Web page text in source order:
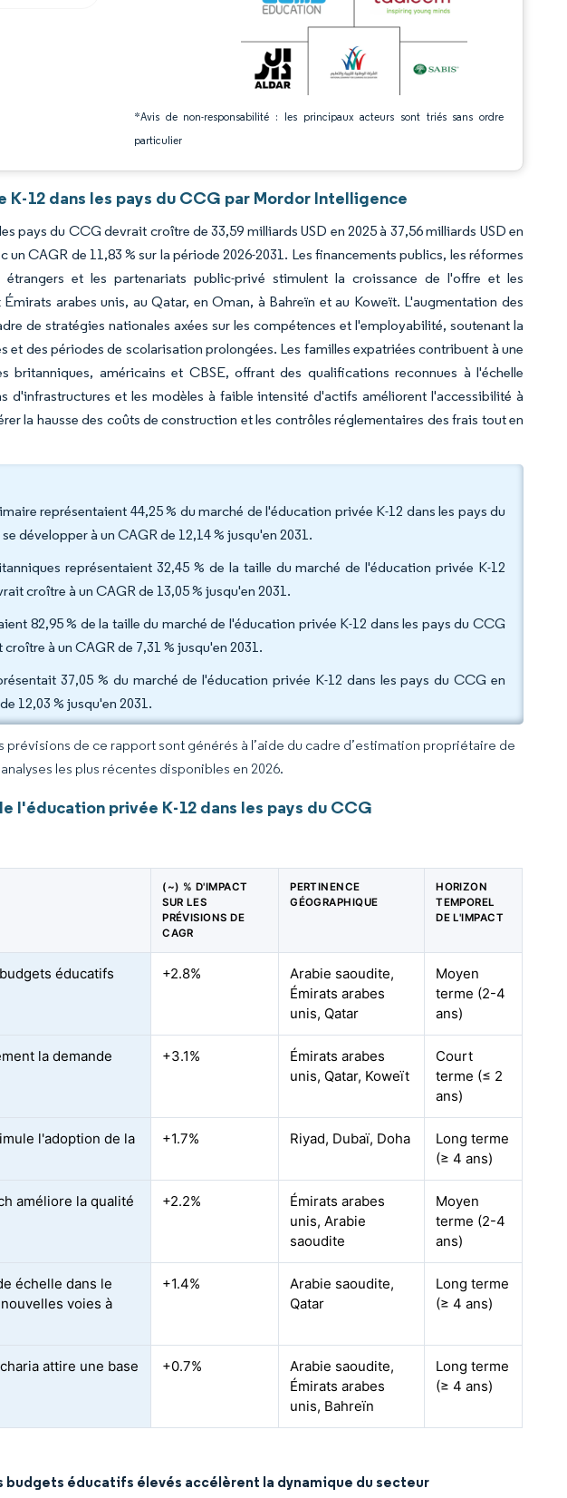
*Avis de non-responsabilité : les principaux acteurs sont triés sans ordre
particulier
12 dans les pays du CCG par Mordor Intelligence
pays du CCG devrait croître de 33,59 milliards USD en 2025 à 37,56 milliards USD en
CAGR de 11,83 % sur la période 2026-2031. Les financements publics, les réformes
étrangers et les partenariats public-privé stimulent la croissance de l'offre et les
arabes unis, au Qatar, en Oman, à Bahreïn et au Koweït. L'augmentation des
de stratégies nationales axées sur les compétences et l'employabilité, soutenant la
des périodes de scolarisation prolongées. Les familles expatriées contribuent à une
britanniques, américains et CBSE, offrant des qualifications reconnues à l'échelle
d'infrastructures et les modèles à faible intensité d'actifs améliorent l'accessibilité à
la hausse des coûts de construction et les contrôles réglementaires des frais tout en
représentaient 44,25 % du marché de l'éducation privée K-12 dans les pays du
développer à un CAGR de 12,14 % jusqu'en 2031.
représentaient 32,45 % de la taille du marché de l'éducation privée K-12
croître à un CAGR de 13,05 % jusqu'en 2031.
82,95 % de la taille du marché de l'éducation privée K-12 dans les pays du CCG
à un CAGR de 7,31 % jusqu'en 2031.
37,05 % du marché de l'éducation privée K-12 dans les pays du CCG en
12,03 % jusqu'en 2031.
prévisions de ce rapport sont générés à l’aide du cadre d’estimation propriétaire de
les plus récentes disponibles en 2026.
l'éducation privée K-12 dans les pays du CCG
(~) % D'IMPACT
SUR LES
PRÉVISIONS DE
CAGR
PERTINENCE
GÉOGRAPHIQUE
HORIZON
TEMPOREL
DE L'IMPACT
éducatifs
+2.8%
Arabie saoudite,
Émirats arabes
unis, Qatar
Moyen
terme (2-4
ans)
la demande
+3.1%
Émirats arabes
unis, Qatar, Koweït
Court
terme (≤ 2
ans)
l'adoption de la
+1.7% Riyad, Dubaï, Doha
Long terme
(≥ 4 ans)
améliore la qualité
+2.2%
Émirats arabes
unis, Arabie
saoudite
Moyen
terme (2-4
ans)
échelle dans le
voies à
+1.4%
Arabie saoudite,
Qatar
Long terme
(≥ 4 ans)
attire une base
+0.7%
Arabie saoudite,
Émirats arabes
unis, Bahreïn
Long terme
(≥ 4 ans)
éducatifs élevés accélèrent la dynamique du secteur